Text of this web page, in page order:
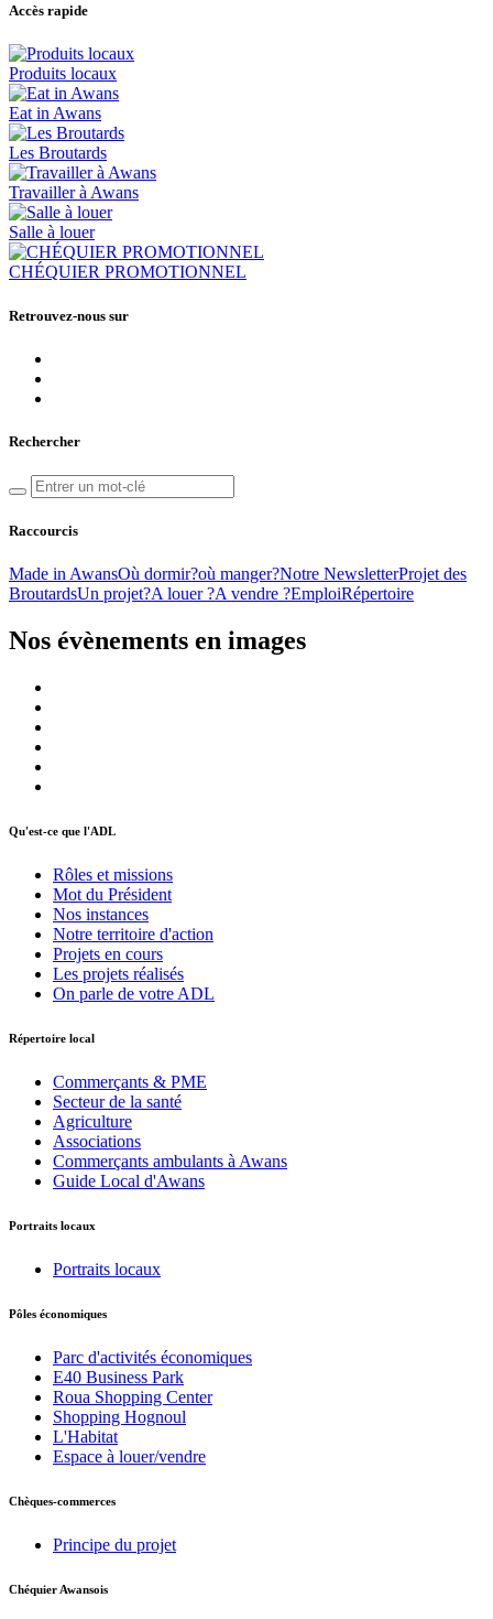
Accès rapide
Produits locaux
Eat in Awans
Les Broutards
Travailler à Awans
Salle à louer
CHÉQUIER PROMOTIONNEL
Retrouvez-nous sur
Rechercher
Raccourcis
Made in AwansOù dormir?où manger?Notre NewsletterProjet des
BroutardsUn projet?A louer ?A vendre ?EmploiRépertoire
Nos évènements en images
Qu'est-ce que l'ADL
Rôles et missions
Mot du Président
Nos instances
Notre territoire d'action
Projets en cours
Les projets réalisés
On parle de votre ADL
Répertoire local
Commerçants & PME
Secteur de la santé
Agriculture
Associations
Commerçants ambulants à Awans
Guide Local d'Awans
Portraits locaux
Portraits locaux
Pôles économiques
Parc d'activités économiques
E40 Business Park
Roua Shopping Center
Shopping Hognoul
L'Habitat
Espace à louer/vendre
Chèques-commerces
Principe du projet
Chéquier Awansois